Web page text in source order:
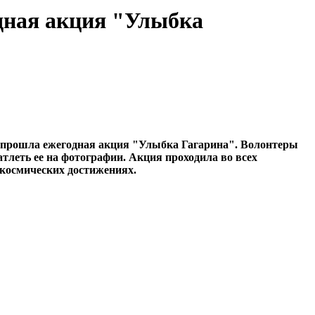
акция "Улыбка
прошла ежегодная акция "Улыбка Гагарина". Волонтеры
ее на фотографии. Акция проходила во всех
достижениях.